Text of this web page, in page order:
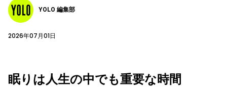
YOLO 編集部
2026年07月01日
眠りは人生の中でも重要な時間